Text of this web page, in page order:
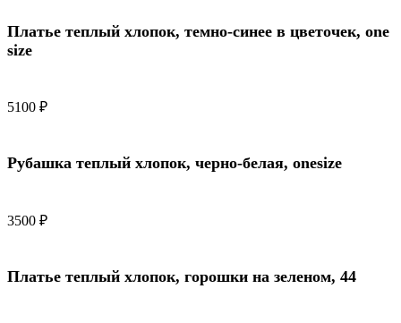
Платье теплый хлопок, темно-синее в цветочек, one
size
5100 ₽
Рубашка теплый хлопок, черно-белая, onesize
3500 ₽
Платье теплый хлопок, горошки на зеленом, 44